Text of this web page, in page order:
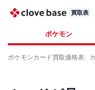
買取表
ポケモン
ポケモンカード買取価格表